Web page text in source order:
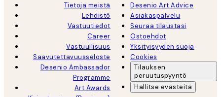
Tietoja meistä
Lehdistö
Vastuutiedot
Career
Vastuullisuus
Saavutettavuusseloste
Desenio Ambassador
Programme
Art Awards
Desenio Art Advice
Asiakaspalvelu
Seuraa tilaustasi
Ostoehdot
Yksityisyyden suoja
Cookies
Tilauksen
peruutuspyyntö
Hallitse evästeitä